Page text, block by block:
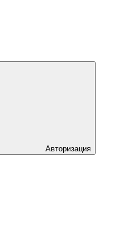
Авторизация